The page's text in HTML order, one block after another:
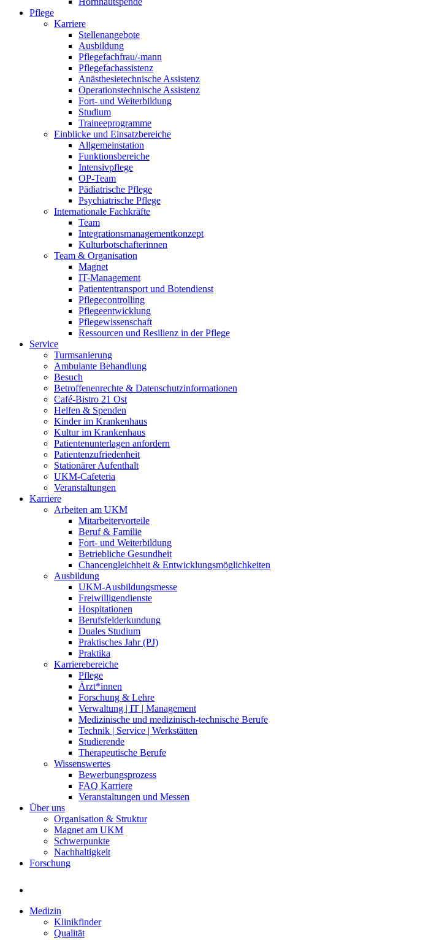
Pflege
Karriere
Stellenangebote
Ausbildung
Pflegefachfrau/-mann
Pflegefachassistenz
Anästhesietechnische Assistenz
Operationstechnische Assistenz
Fort- und Weiterbildung
Studium
Traineeprogramme
Einblicke und Einsatzbereiche
Allgemeinstation
Funktionsbereiche
Intensivpflege
OP-Team
Pädiatrische Pflege
Psychiatrische Pflege
Internationale Fachkräfte
Team
Integrationsmanagementkonzept
Kulturbotschafterinnen
Team & Organisation
Magnet
IT-Management
Patiententransport und Botendienst
Pflegecontrolling
Pflegeentwicklung
Pflegewissenschaft
Ressourcen und Resilienz in der Pflege
Service
Turmsanierung
Ambulante Behandlung
Besuch
Betroffenenrechte & Datenschutzinformationen
Café-Bistro 21 Ost
Helfen & Spenden
Kinder im Krankenhaus
Kultur im Krankenhaus
Patientenunterlagen anfordern
Patientenzufriedenheit
Stationärer Aufenthalt
UKM-Cafeteria
Veranstaltungen
Karriere
Arbeiten am UKM
Mitarbeitervorteile
Beruf & Familie
Fort- und Weiterbildung
Betriebliche Gesundheit
Chancengleichheit & Entwicklungsmöglichkeiten
Ausbildung
UKM-Ausbildungsmesse
Freiwilligendienste
Hospitationen
Berufsfelderkundung
Duales Studium
Praktisches Jahr (PJ)
Praktika
Karrierebereiche
Pflege
Ärzt*innen
Forschung & Lehre
Verwaltung | IT | Management
Medizinische und medizinisch-technische Berufe
Technik | Service | Werkstätten
Studierende
Therapeutische Berufe
Wissenswertes
Bewerbungsprozess
FAQ Karriere
Veranstaltungen und Messen
Über uns
Organisation & Struktur
Magnet am UKM
Schwerpunkte
Nachhaltigkeit
Forschung
Medizin
Klinikfinder
Qualität